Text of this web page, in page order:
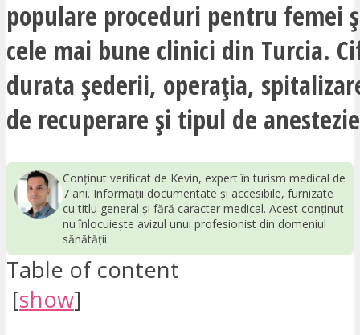
populare proceduri pentru femei
cele mai bune clinici din Turcia.
durata șederii, operația,
de recuperare și tipul de
Conținut verificat de Kevin, expert în turism medical de
7 ani. Informații documentate și accesibile, furnizate
cu titlu general și fără caracter medical. Acest conținut
nu înlocuiește avizul unui profesionist din domeniul
sănătății.
Table of content
[show]